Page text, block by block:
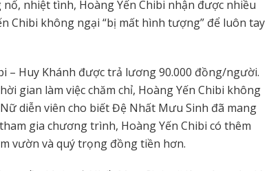
nhiệt tình, Hoàng Yến Chibi nhận được nhiều
Chibi không ngại “bị mất hình tượng” để luôn tay
– Huy Khánh được trả lương 90.000 đồng/người.
gian làm việc chăm chỉ, Hoàng Yến Chibi không
diễn viên cho biết Đệ Nhất Mưu Sinh đã mang
gia chương trình, Hoàng Yến Chibi có thêm
vườn và quý trọng đồng tiền hơn.